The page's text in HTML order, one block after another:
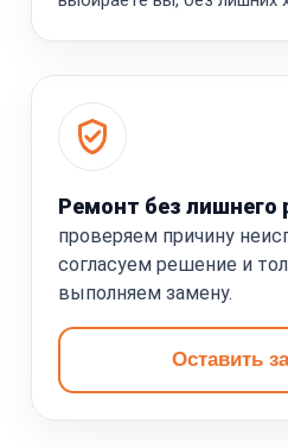
Ремонт без лишнего
проверяем причину
согласуем решение и
выполняем замену.
Оставить